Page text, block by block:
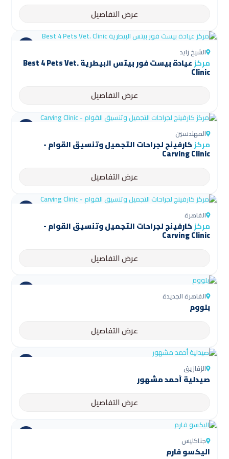
عرض التفاصيل
الشيخ زايد
مركز عيادة بيست فور بيتس البيطرية Best 4 Pets Vet.
Clinic
عرض التفاصيل
المهندسين
مركزكارفينج لجراحات التجميل وتنسيق القوام -
Carving Clinic
عرض التفاصيل
القاهرة
مركزكارفينج لجراحات التجميل وتنسيق القوام -
Carving Clinic
عرض التفاصيل
القاهرة الجديدة
بلووم
عرض التفاصيل
الزقازيق
صيدلية أحمد مشهور
عرض التفاصيل
جناكليس
اليكسو فارم